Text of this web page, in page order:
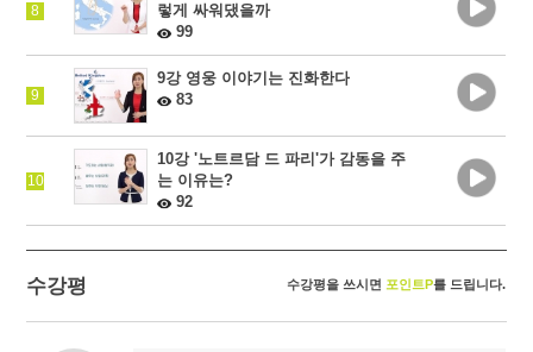
8
렇게 싸워댔을까
99
9
9강 영웅 이야기는 진화한다
83
10
10강 '노트르담 드 파리'가 감동을 주
는 이유는?
92
수강평 수강평을 쓰시면 포인트P를 드립니다.